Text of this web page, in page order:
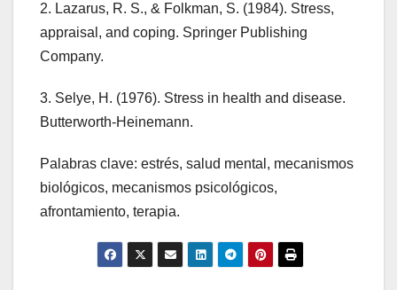
2. Lazarus, R. S., & Folkman, S. (1984). Stress,
appraisal, and coping. Springer Publishing
Company.
3. Selye, H. (1976). Stress in health and disease.
Butterworth-Heinemann.
Palabras clave: estrés, salud mental, mecanismos
biológicos, mecanismos psicológicos,
afrontamiento, terapia.